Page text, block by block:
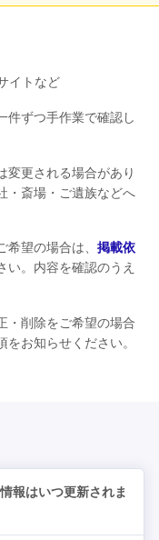
イトなど
件ずつ手作業で確認し
変更される場合があり
・斎場・ご遺族などへ
望の場合は、 掲載依
い。内容を確認のうえ
・削除をご希望の場合
をお知らせください。
報はいつ更新されま